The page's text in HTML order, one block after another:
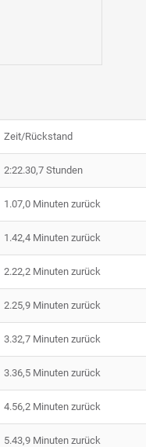
Zeit/Rückstand
2:22.30,7 Stunden
1.07,0 Minuten zurück
1.42,4 Minuten zurück
2.22,2 Minuten zurück
2.25,9 Minuten zurück
3.32,7 Minuten zurück
3.36,5 Minuten zurück
4.56,2 Minuten zurück
5.43,9 Minuten zurück